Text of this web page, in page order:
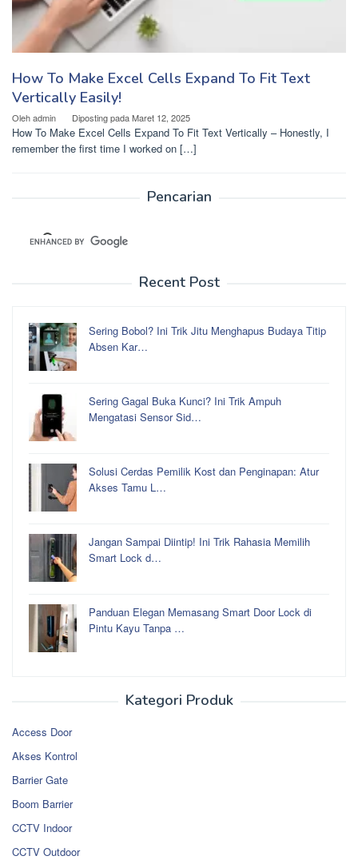
How To Make Excel Cells Expand To Fit Text
Vertically Easily!
Olehadmin Diposting padaMaret 12, 2025
How To Make Excel Cells Expand To Fit Text Vertically – Honestly, I
remember the first time I worked on […]
Pencarian
Recent Post
Sering Bobol? Ini Trik Jitu Menghapus Budaya Titip
Absen Kar…
Sering Gagal Buka Kunci? Ini Trik Ampuh
Mengatasi Sensor Sid…
Solusi Cerdas Pemilik Kost dan Penginapan: Atur
Akses Tamu L…
Jangan Sampai Diintip! Ini Trik Rahasia Memilih
Smart Lock d…
Panduan Elegan Memasang Smart Door Lock di
Pintu Kayu Tanpa …
Kategori Produk
Access Door
Akses Kontrol
Barrier Gate
Boom Barrier
CCTV Indoor
CCTV Outdoor